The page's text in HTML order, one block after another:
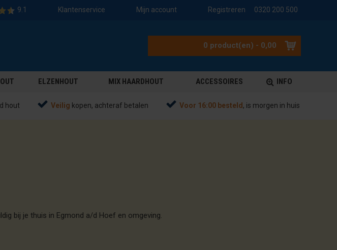
9.1 Klantenservice Mijn account Registreren 0320 200 500
0 product(en) - 0,00
ELZENHOUT MIX HAARDHOUT ACCESSOIRES INFO
hout Veilig kopen, achteraf betalen Voor 16:00 besteld , is morgen in huis
bij je thuis in Egmond a/d Hoef en omgeving.